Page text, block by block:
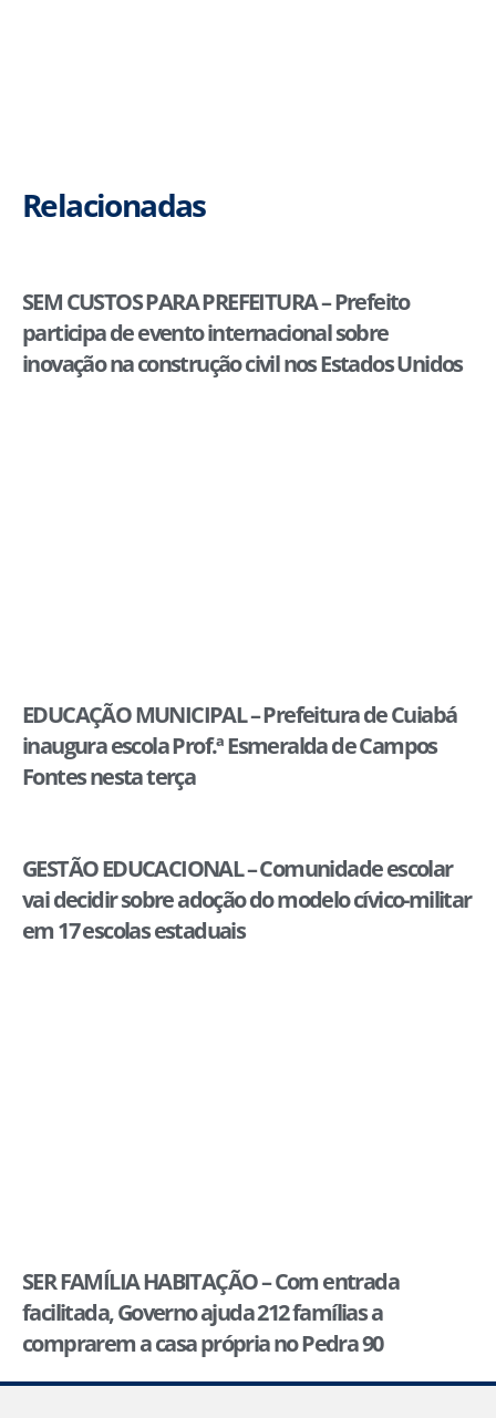
Relacionadas
SEM CUSTOS PARA PREFEITURA – Prefeito
participa de evento internacional sobre
inovação na construção civil nos Estados Unidos
EDUCAÇÃO MUNICIPAL – Prefeitura de Cuiabá
inaugura escola Prof.ª Esmeralda de Campos
Fontes nesta terça
GESTÃO EDUCACIONAL – Comunidade escolar
vai decidir sobre adoção do modelo cívico-militar
em 17 escolas estaduais
SER FAMÍLIA HABITAÇÃO – Com entrada
facilitada, Governo ajuda 212 famílias a
comprarem a casa própria no Pedra 90